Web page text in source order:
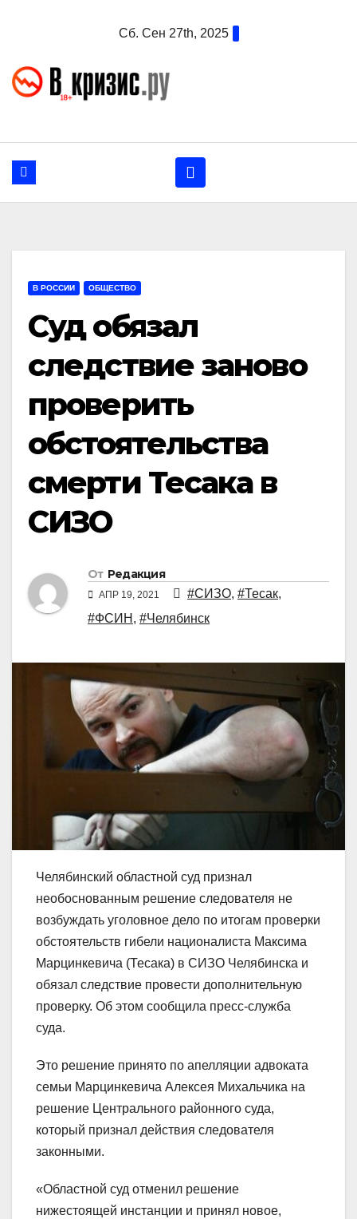
Сб. Сен 27th, 2025
В РОССИИ ОБЩЕСТВО
Суд обязал
следствие заново
проверить
обстоятельства
смерти Тесака в
СИЗО
От Редакция
АПР 19, 2021 #СИЗО, #Тесак,
#ФСИН , #Челябинск
Челябинский областной суд признал
необоснованным решение следователя не
возбуждать уголовное дело по итогам проверки
обстоятельств гибели националиста Максима
Марцинкевича (Тесака) в СИЗО Челябинска и
обязал следствие провести дополнительную
проверку. Об этом сообщила пресс-служба
суда.
Это решение принято по апелляции адвоката
семьи Марцинкевича Алексея Михальчика на
решение Центрального районного суда,
который признал действия следователя
законными.
«Областной суд отменил решение
нижестоящей инстанции и принял новое,